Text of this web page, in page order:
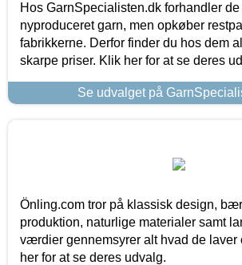
Hos GarnSpecialisten.dk forhandler
nyproduceret garn, men opkøber
fabrikkerne. Derfor finder du hos dem
skarpe priser. Klik her for at se deres
Se udvalget på
Önling.com tror på klassisk design,
produktion, naturlige materialer samt
værdier gennemsyrer alt hvad de laver
her for at se deres udvalg.